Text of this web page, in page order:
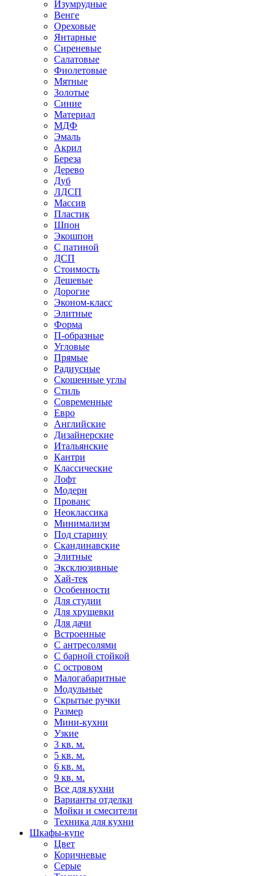
Изумрудные
Венге
Ореховые
Янтарные
Сиреневые
Салатовые
Фиолетовые
Мятные
Золотые
Синие
Материал
МДФ
Эмаль
Акрил
Береза
Дерево
Дуб
ЛДСП
Массив
Пластик
Шпон
Экошпон
С патиной
ДСП
Стоимость
Дешевые
Дорогие
Эконом-класс
Элитные
Форма
П-образные
Угловые
Прямые
Радиусные
Скошенные углы
Стиль
Современные
Евро
Английские
Дизайнерские
Итальянские
Кантри
Классические
Лофт
Модерн
Прованс
Неоклассика
Минимализм
Под старину
Скандинавские
Элитные
Эксклюзивные
Хай-тек
Особенности
Для студии
Для хрущевки
Для дачи
Встроенные
С антресолями
С барной стойкой
С островом
Малогабаритные
Модульные
Скрытые ручки
Размер
Мини-кухни
Узкие
3 кв. м.
5 кв. м.
6 кв. м.
9 кв. м.
Все для кухни
Варианты отделки
Мойки и смесители
Техника для кухни
Шкафы-купе
Цвет
Коричневые
Серые